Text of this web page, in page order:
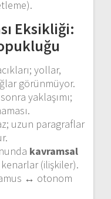
Eksikliği:
yollar,
görünmüyor.
yaklaşımı;
uzun paragraflar
kavramsal
(ilişkiler).
↔ otonom